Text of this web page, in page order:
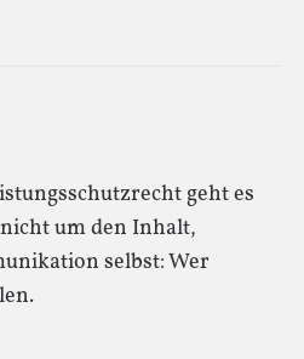
geht es
um den Inhalt,
selbst: Wer